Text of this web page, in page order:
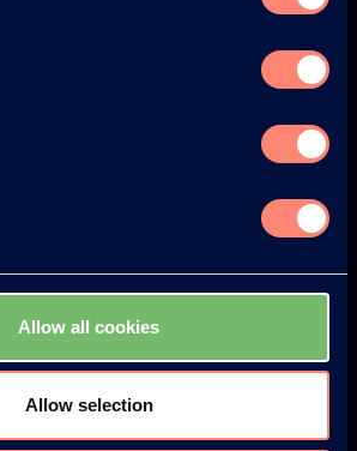
Allow all cookies
Allow selection
l'environnement et Sécurité